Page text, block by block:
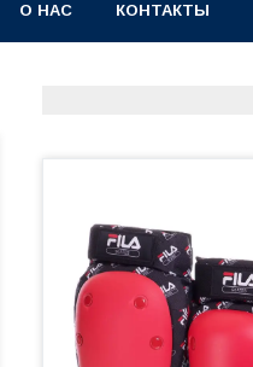
О НАС КОНТАКТЫ